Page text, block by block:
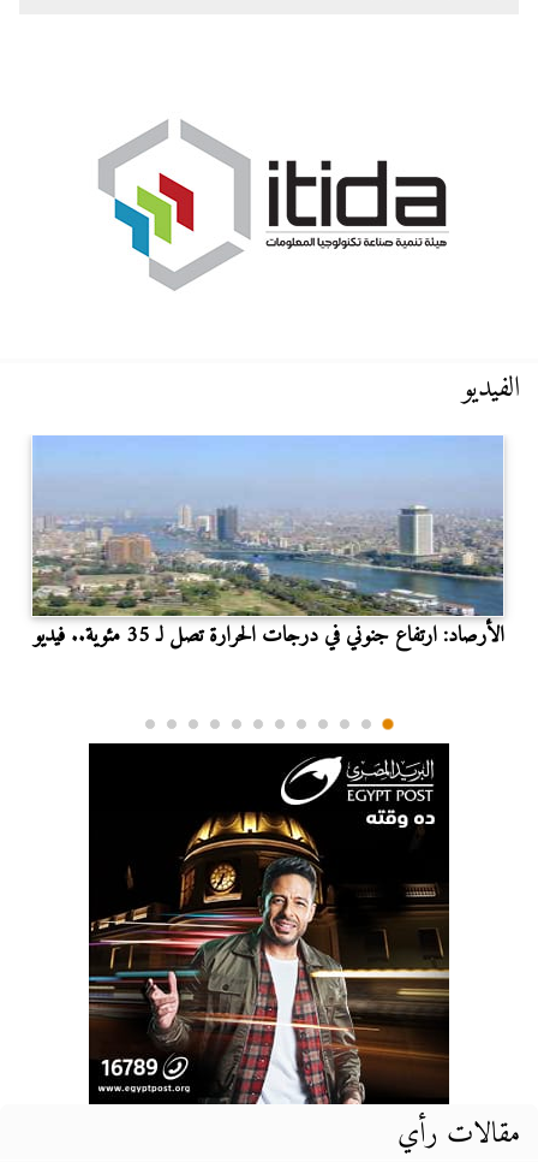
الفيديو
الأرصاد: ارتفاع جنوني في درجات الحرارة تصل لـ 35 مئوية.. فيديو
مقالات رأي